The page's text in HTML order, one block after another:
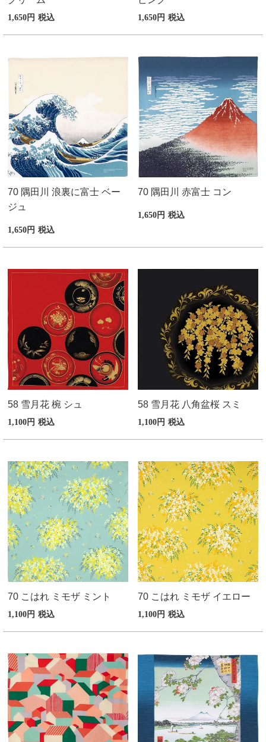
1,650 税込 1,650 税込
70 隅田川 浪裏に富士 ベー
ジュ
1,650 税込
70 隅田川 赤富士 コン
1,650 税込
58 雪月花 椀 シュ
1,100 税込
58 雪月花 八角盆桜 スミ
1,100 税込
70 こはれ ミモザ ミント
1,100 税込
70 こはれ ミモザ イエロー
1,100 税込